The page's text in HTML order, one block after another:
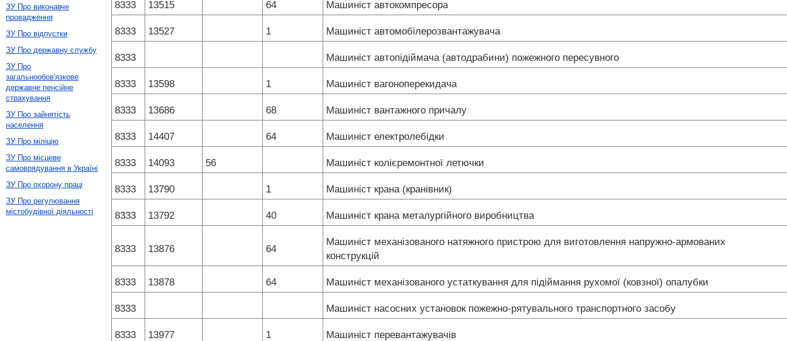
8333 13515 64 Машиніст автокомпресора
8333 13527 1 Машиніст автомобілерозвантажувача
8333 Машиніст автопідіймача (автодрабини) пожежного пересувного
8333 13598 1 Машиніст вагоноперекидача
8333 13686 68 Машиніст вантажного причалу
8333 14407 64 Машиніст електролебідки
8333 14093 56 Машиніст колієремонтної летючки
8333 13790 1 Машиніст крана (кранівник)
8333 13792 40 Машиніст крана металургійного виробництва
8333 13876 64
Машиніст механізованого натяжного пристрою для виготовлення напружно-армованих
конструкцій
8333 13878 64 Машиніст механізованого устаткування для підіймання рухомої (ковзної) опалубки
8333 Машиніст насосних установок пожежно-рятувального транспортного засобу
8333 13977 1 Машиніст перевантажувачів
ЗУ Про виконавче
провадження
ЗУ Про відпустки
ЗУ Про державну службу
ЗУ Про
загальнообов'язкове
державне пенсійне
страхування
ЗУ Про зайнятість
населення
ЗУ Про міліцію
ЗУ Про місцеве
самоврядування в Україні
ЗУ Про охорону праці
ЗУ Про регулювання
містобудівної діяльності